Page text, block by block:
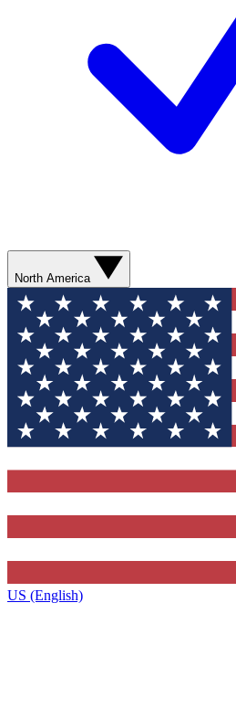
North America
US (English)